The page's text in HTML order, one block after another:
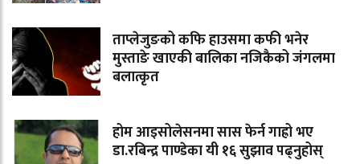
ताप्लेजुङको कफि हाउसमा कफी भनेर
मुस्ताङे खाएकी बालिका नजिकैको जंगलमा
बलात्कृत
होम आइसोलेसनमा सास फेर्न गाह्रो भए
डा.रबिन्द्र पाण्डेका यी १६ सुझाव पढ्नुहोस्